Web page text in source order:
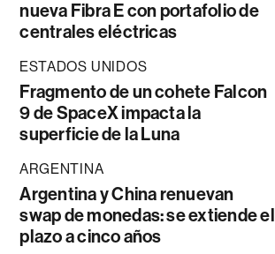
nueva Fibra E con portafolio de
centrales eléctricas
ESTADOS UNIDOS
Fragmento de un cohete Falcon
9 de SpaceX impacta la
superficie de la Luna
ARGENTINA
Argentina y China renuevan
swap de monedas: se extiende el
plazo a cinco años